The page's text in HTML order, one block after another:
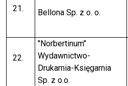
Bellona Sp. z o. o.
"Norbertinum"
Wydawnictwo-
Drukarnia-Księgarnia
Sp. z o.o.